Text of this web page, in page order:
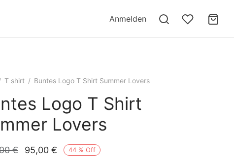
Anmelden
T shirt​ / Buntes Logo T Shirt Summer Lovers
Logo T Shirt
Lovers
44 % Off
€
Ursprünglicher
95,00 €
Aktueller